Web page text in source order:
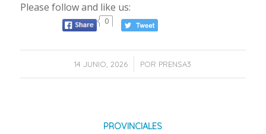
Please follow and like us:
0
14 JUNIO, 2026
/ POR PRENSA3
PROVINCIALES